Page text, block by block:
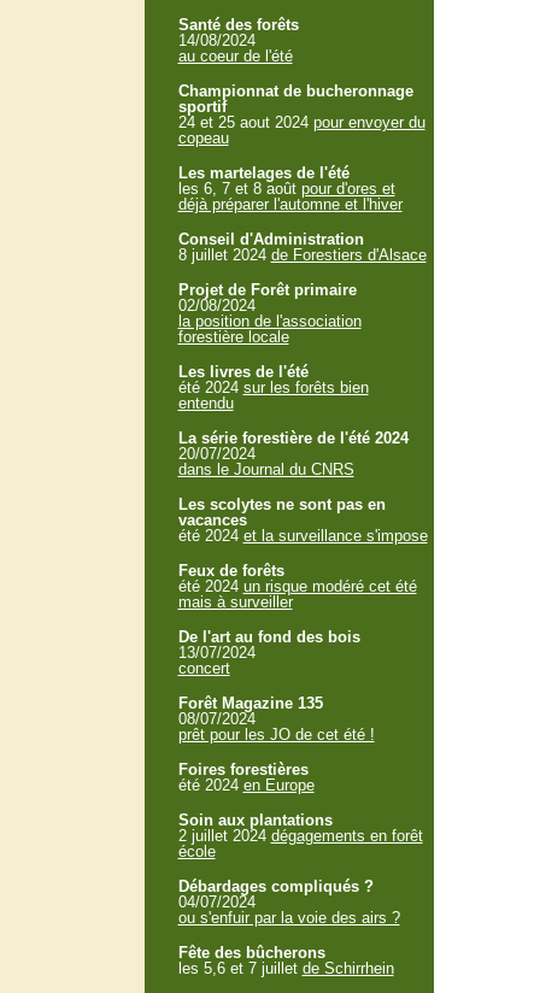
Santé des forêts
14/08/2024
au coeur de l'été
Championnat de bucheronnage
sportif
24 et 25 aout 2024 pour envoyer du
copeau
Les martelages de l'été
les 6, 7 et 8 août pour d'ores et
déjà préparer l'automne et l'hiver
Conseil d'Administration
8 juillet 2024 de Forestiers d'Alsace
Projet de Forêt primaire
02/08/2024
la position de l'association
forestière locale
Les livres de l'été
été 2024 sur les forêts bien
entendu
La série forestière de l'été 2024
20/07/2024
dans le Journal du CNRS
Les scolytes ne sont pas en
vacances
été 2024 et la surveillance s'impose
Feux de forêts
été 2024 un risque modéré cet été
mais à surveiller
De l'art au fond des bois
13/07/2024
concert
Forêt Magazine 135
08/07/2024
prêt pour les JO de cet été !
Foires forestières
été 2024 en Europe
Soin aux plantations
2 juillet 2024 dégagements en forêt
école
Débardages compliqués ?
04/07/2024
ou s'enfuir par la voie des airs ?
Fête des bûcherons
les 5,6 et 7 juillet de Schirrhein